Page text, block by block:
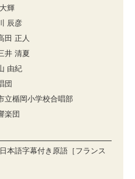
輝
⾠彦
⽥ 正⼈
井 清夏
由紀
団
⽴楯岡⼩学校合唱部
楽団
本語字幕付き原語［フランス